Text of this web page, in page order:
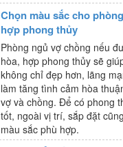
Chọn màu sắc cho
hợp phong thủy
Phòng ngủ vợ chồng nếu
hòa, hợp phong thủy sẽ
không chỉ đẹp hơn, lãng
làm tăng tình cảm hòa
vợ và chồng. Để có phong
tốt, ngoài vị trí, sắp đặt
màu sắc phù hợp.